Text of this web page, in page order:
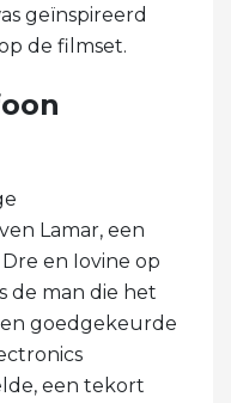
geïnspireerd
de filmset.
Lamar, een
en Iovine op
de man die het
goedgekeurde
een tekort